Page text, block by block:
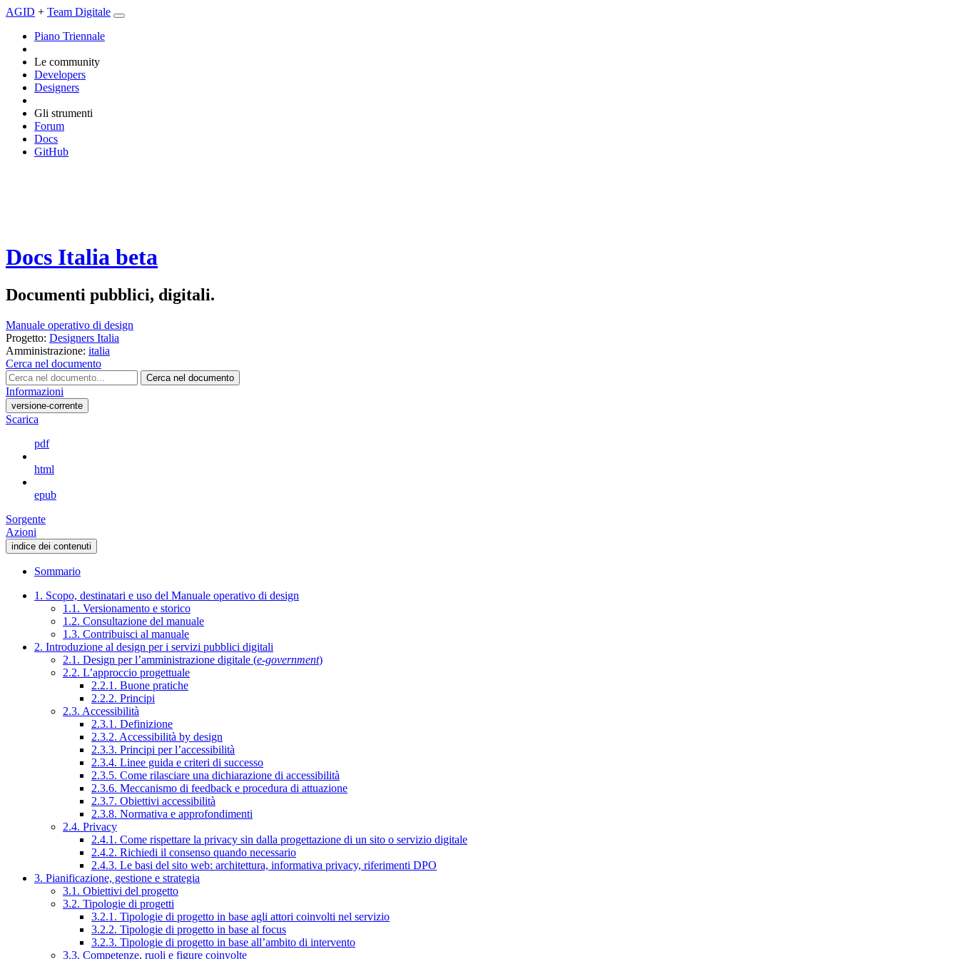
AGID + Team Digitale
Piano Triennale
Le community
Developers
Designers
Gli strumenti
Forum
Docs
GitHub
Docs Italia beta
Documenti pubblici, digitali.
Manuale operativo di design
Progetto: Designers Italia
Amministrazione: italia
Cerca nel documento
Cerca nel documento
Informazioni
versione-corrente
Scarica
pdf
html
epub
Sorgente
Azioni
indice dei contenuti
Sommario
1. Scopo, destinatari e uso del Manuale operativo di design
1.1. Versionamento e storico
1.2. Consultazione del manuale
1.3. Contribuisci al manuale
2. Introduzione al design per i servizi pubblici digitali
2.1. Design per l’amministrazione digitale (e-government)
2.2. L’approccio progettuale
2.2.1. Buone pratiche
2.2.2. Principi
2.3. Accessibilità
2.3.1. Definizione
2.3.2. Accessibilità by design
2.3.3. Principi per l’accessibilità
2.3.4. Linee guida e criteri di successo
2.3.5. Come rilasciare una dichiarazione di accessibilità
2.3.6. Meccanismo di feedback e procedura di attuazione
2.3.7. Obiettivi accessibilità
2.3.8. Normativa e approfondimenti
2.4. Privacy
2.4.1. Come rispettare la privacy sin dalla progettazione di un sito o servizio digitale
2.4.2. Richiedi il consenso quando necessario
2.4.3. Le basi del sito web: architettura, informativa privacy, riferimenti DPO
3. Pianificazione, gestione e strategia
3.1. Obiettivi del progetto
3.2. Tipologie di progetti
3.2.1. Tipologie di progetto in base agli attori coinvolti nel servizio
3.2.2. Tipologie di progetto in base al focus
3.2.3. Tipologie di progetto in base all’ambito di intervento
3.3. Competenze, ruoli e figure coinvolte